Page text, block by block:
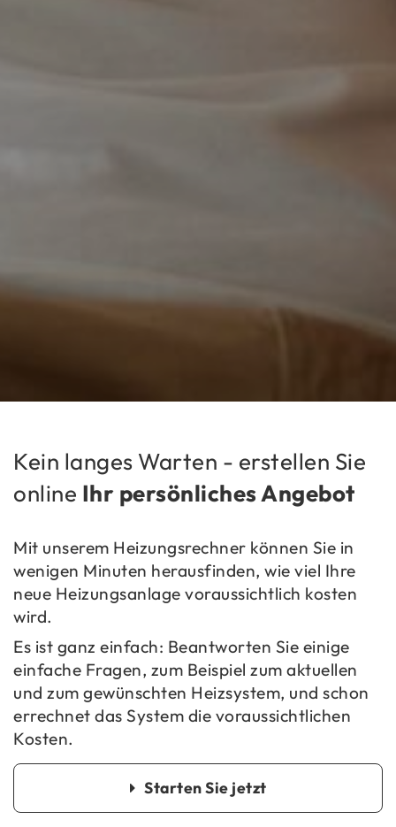
Kein lan­ges War­ten - er­stel­len Sie
on­line Ihr per­sön­li­ches An­ge­bot
Mit un­se­rem Hei­zungs­rech­ner kön­nen Sie in
we­ni­gen Mi­nu­ten her­aus­fin­den, wie viel Ihre
neue Hei­zungs­an­la­ge vor­aus­sicht­lich kos­ten
wird.
Es ist ganz ein­fach: Be­ant­wor­ten Sie ei­ni­ge
ein­fa­che Fra­gen, zum Bei­spiel zum ak­tu­el­len
und zum ge­wünsch­ten Heiz­sys­tem, und schon
er­rech­net das Sys­tem die vor­aus­sicht­li­chen
Kos­ten.
Star­ten Sie jetzt